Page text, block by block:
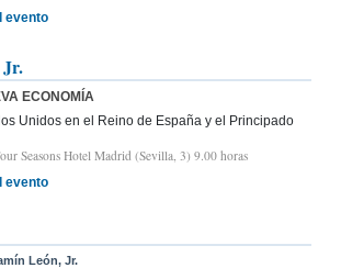
evento
ECONOMÍA
Unidos en el Reino de España y el Principado
Seasons Hotel Madrid (Sevilla, 3) 9.00 horas
evento
León, Jr.